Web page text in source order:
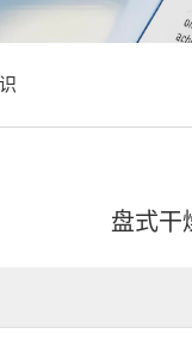
盘式干